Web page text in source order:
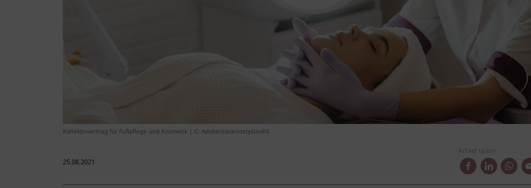
Kollektivvertrag für Fußpflege und Kosmetik | C: Adobestock/rostyslav84
25.08.2021
Artikel teilen: